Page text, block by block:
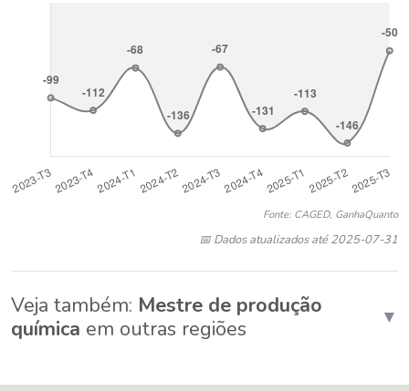
Fonte: CAGED, GanhaQuanto
📅 Dados atualizados até 2025-07-31
Veja também: Mestre de produção
química em outras regiões ▼